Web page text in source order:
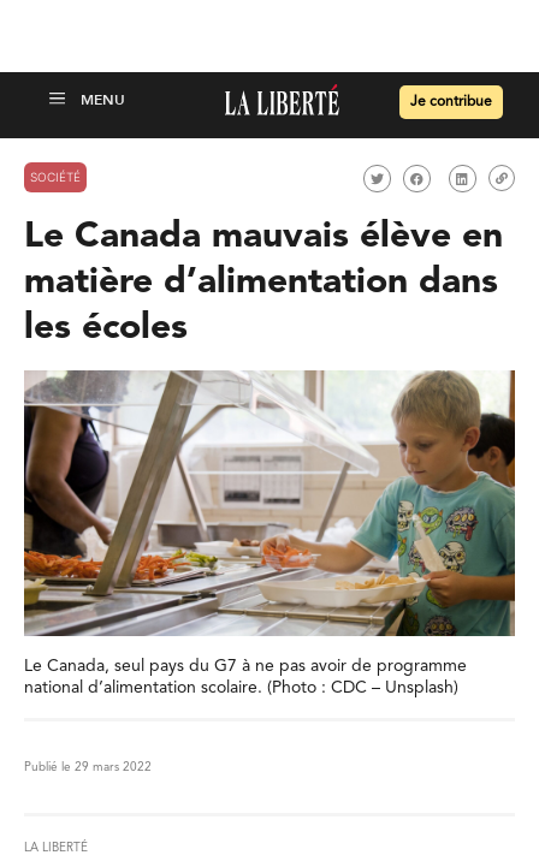
Je contribue
SOCIÉTÉ
Le Canada mauvais élève en
matière d’alimentation dans
les écoles
Le Canada, seul pays du G7 à ne pas avoir de programme
national d’alimentation scolaire. (Photo : CDC – Unsplash)
Publié le 29 mars 2022
LA LIBERTÉ